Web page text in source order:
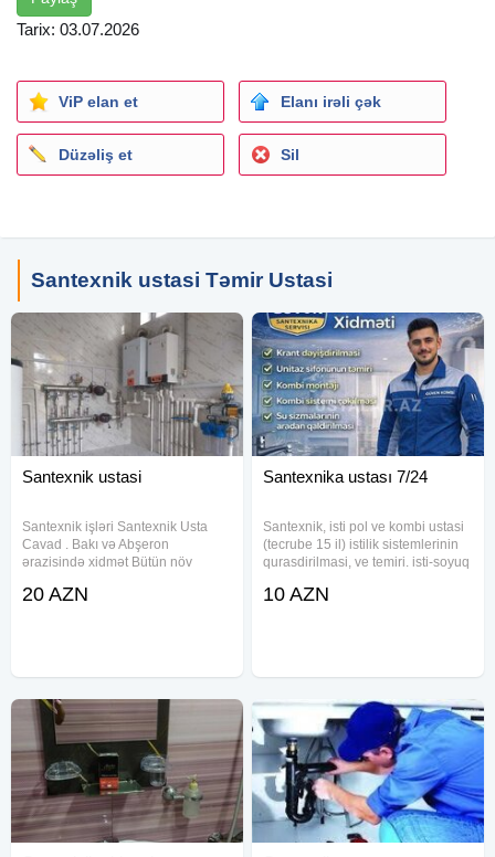
və təmiri-Boru tıxanması aradan qaldırılması və yeni
unitaz, Ariston su qızdırıcısı, paltaryuyan və qabyuyan
maşınların quraşdırılması
İşlərimiz yüksək keyffiyət və zəmanətlə yerinə
Tarix: 03.07.2026
ViP elan et Elanı irəli çək
Düzəliş et Sil
Santexnik ustasi Təmir Ustasi
Santexnik ustasi
Santexnik işləri Santexnik Usta
Cavad . Bakı və Abşeron
ərazisində xidmət Bütün növ
zəmanətli şəkildə! Bağ evləri,
20 AZN
Santexnika ustası 7/24
Santexnik, isti pol ve kombi ustasi
(tecrube 15 il) istilik sistemlerinin
qurasdirilmasi, ve temiri. isti-soyuq
temiri, kanalizasiya xettlerinin
10 AZN